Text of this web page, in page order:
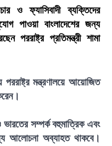
ও ফ্যাসিবাদী ব্যক্তিদের
পাওয়া বাংলাদেশের জন্য
পররাষ্ট্র প্রতিমন্ত্রী শামা
মন্ত্রণালয়ে আয়োজিত
ভারতের সম্পর্ক বহুমাত্রিক এবং
আলোচনা অব্যাহত থাকবে।